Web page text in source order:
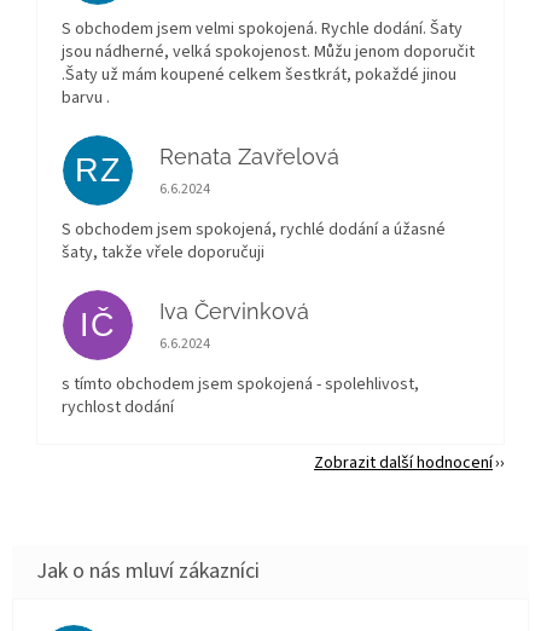
S obchodem jsem velmi spokojená. Rychle dodání. Šaty
jsou nádherné, velká spokojenost. Můžu jenom doporučit
.Šaty už mám koupené celkem šestkrát, pokaždé jinou
barvu .
RZ Renata Zavřelová
Hodnocení obchodu je 5 z 5 hvězdiček.
6.6.2024
S obchodem jsem spokojená, rychlé dodání a úžasné
šaty, takže vřele doporučuji
IČ Iva Červinková
Hodnocení obchodu je 5 z 5 hvězdiček.
6.6.2024
s tímto obchodem jsem spokojená - spolehlivost,
rychlost dodání
Zobrazit další hodnocení